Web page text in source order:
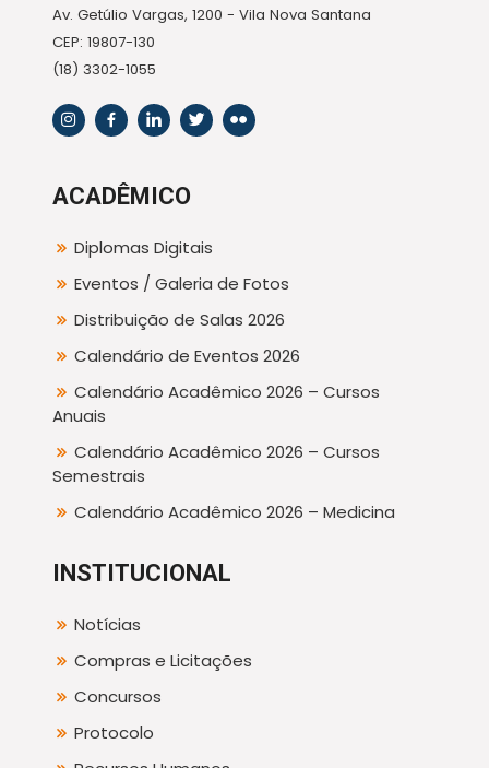
Av. Getúlio Vargas, 1200 - Vila Nova Santana
CEP: 19807-130
(18) 3302-1055
ACADÊMICO
Diplomas Digitais
Eventos / Galeria de Fotos
Distribuição de Salas 2026
Calendário de Eventos 2026
Calendário Acadêmico 2026 – Cursos
Anuais
Calendário Acadêmico 2026 – Cursos
Semestrais
Calendário Acadêmico 2026 – Medicina
INSTITUCIONAL
Notícias
Compras e Licitações
Concursos
Protocolo